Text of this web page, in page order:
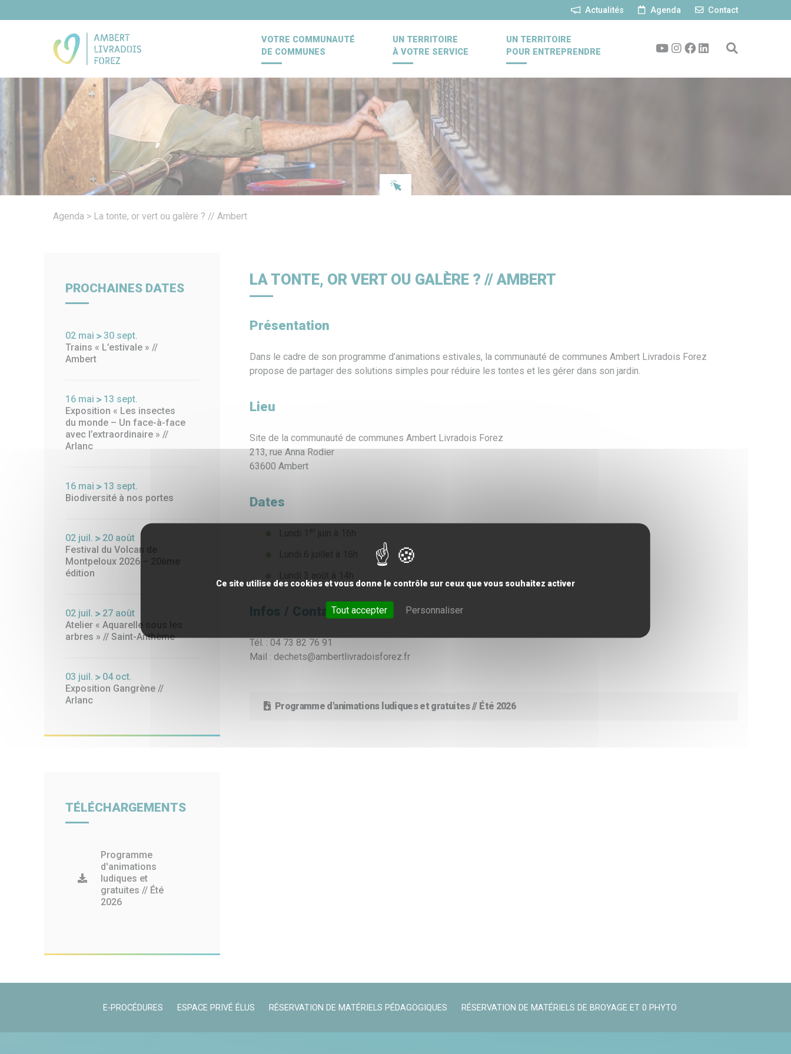
Actualités Agenda Contact
VOTRE COMMUNAUTÉ
DE COMMUNES
UN TERRITOIRE
À VOTRE SERVICE
UN TERRITOIRE
POUR ENTREPRENDRE
Agenda > La tonte, or vert ou galère ? // Ambert
LA TONTE, OR VERT OU GALÈRE ? // AMBERT
Présentation
Dans le cadre de son programme d’animations estivales, la communauté de communes Ambert Livradois Forez
propose de partager des solutions simples pour réduire les tontes et les gérer dans son jardin.
Lieu
Site de la communauté de communes Ambert Livradois Forez
213, rue Anna Rodier
63600 Ambert
Dates
Infos / Contacts
Tél. : 04 73 82 76 91
Mail : dechets@ambertlivradoisforez.fr
Programme d'animations ludiques et gratuites // Été 2026
TÉLÉCHARGEMENTS
Programme
d'animations
ludiques et
gratuites // Été
2026
PROCHAINES DATES
02 mai 30 sept.
Trains « L’estivale » //
Ambert
16 mai 13 sept.
Exposition « Les insectes
du monde – Un face-à-face
avec l’extraordinaire » //
Arlanc
16 mai 13 sept.
Biodiversité à nos portes
02 juil. 20 août
Festival du Volcan de
Montpeloux 2026 – 20ème
édition
02 juil. 27 août
Atelier « Aquarelle sous les
arbres » // Saint-Anthème
03 juil. 04 oct.
Exposition Gangrène //
Arlanc
E-PROCÉDURES ESPACE PRIVÉ ÉLUS RÉSERVATION DE MATÉRIELS PÉDAGOGIQUES RÉSERVATION DE MATÉRIELS DE BROYAGE ET 0 PHYTO
Ce site utilise des cookies et vous donne le contrôle sur ceux que vous souhaitez activer
Tout accepter Personnaliser